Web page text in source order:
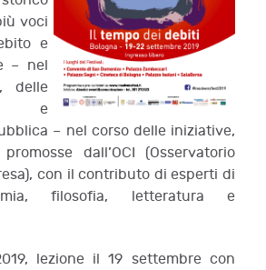
voci
e
– nel
delle
e
– nel corso delle iniziative,
dall’OCI (Osservatorio
con il contributo di esperti di
filosofia, letteratura e
lezione il 19 settembre con